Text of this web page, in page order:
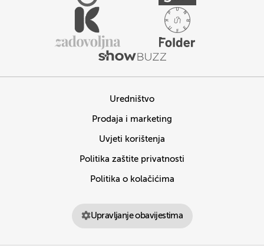
Uredništvo
Prodaja i marketing
Uvjeti korištenja
Politika zaštite privatnosti
Politika o kolačićima
Upravljanje obavijestima